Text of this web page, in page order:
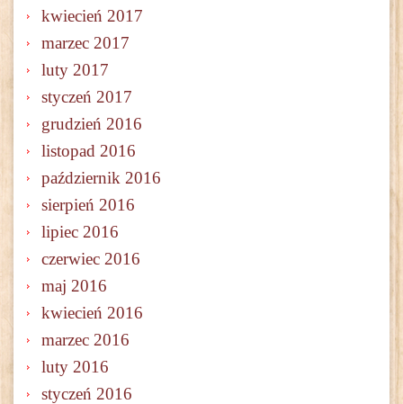
kwiecień 2017
marzec 2017
luty 2017
styczeń 2017
grudzień 2016
listopad 2016
październik 2016
sierpień 2016
lipiec 2016
czerwiec 2016
maj 2016
kwiecień 2016
marzec 2016
luty 2016
styczeń 2016